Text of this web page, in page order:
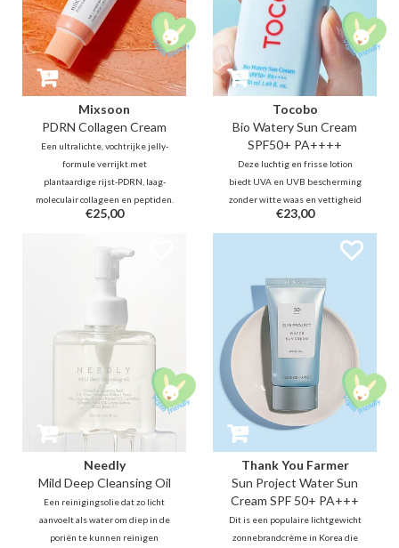
Mixsoon
PDRN Collagen Cream
Een ultralichte, vochtrijke jelly-
formule verrijkt met
plantaardige rijst-PDRN, laag-
moleculair collageen en peptiden.
Het geeft een krachtige
lijntjes van binnenuit op en zorgt
voor een verfrissend, verkoelend
effect.
€25,00
Tocobo
Bio Watery Sun Cream
SPF50+ PA++++
Deze luchtig en frisse lotion
biedt UVA en UVB bescherming
zonder witte waas en vettigheid
terwijl het de huid tegelijkertijd
hydrateert. De combinatie van
nieuwe generatie UV-filters
ook zacht is voor de gevoelige
huid.
€23,00
Needly
Mild Deep Cleansing Oil
Een reinigingsolie dat zo licht
aanvoelt als water om diep in de
poriën te kunnen reinigen
Thank You Farmer
Sun Project Water Sun
Cream SPF 50+ PA+++
Dit is een populaire lichtgewicht
zonnebrandcrème in Korea die